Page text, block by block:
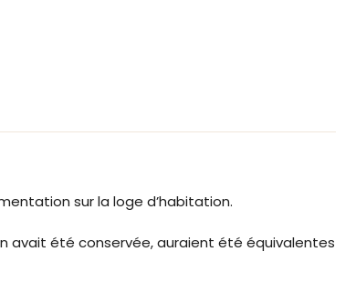
sur la loge d’habitation.
avait été conservée, auraient été équivalentes